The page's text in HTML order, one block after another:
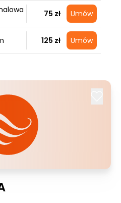
75 zł Umów
125 zł Umów